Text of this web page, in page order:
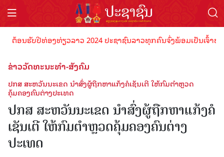
ອນຮັບປີທ່ອງທ່ຽວລາວ 2024 ປະຊາຊົນລາວທຸກຄົນຈົ່ງພ້ອມເປັນເຈົ້າພາ
ຂ່າວວັດທະນະທຳ-ສັງຄົມ
ປກສ ສະຫວັນນະເຂດ ນຳສົ່ງຜູ້ຖືກຫາແກ້ງຄໍເຊັນເຕີ ໃຫ້ກົມຕຳຫຼວດ
ຄຸ້ມຄອງຄົນຕ່າງປະເທດ
ປກສ ສະຫວັນນະເຂດ ນຳສົ່ງຜູ້ຖືກຫາແກ້ງຄໍ
ເຊັນເຕີ ໃຫ້ກົມຕຳຫຼວດຄຸ້ມຄອງຄົນຕ່າງ
ປະເທດ